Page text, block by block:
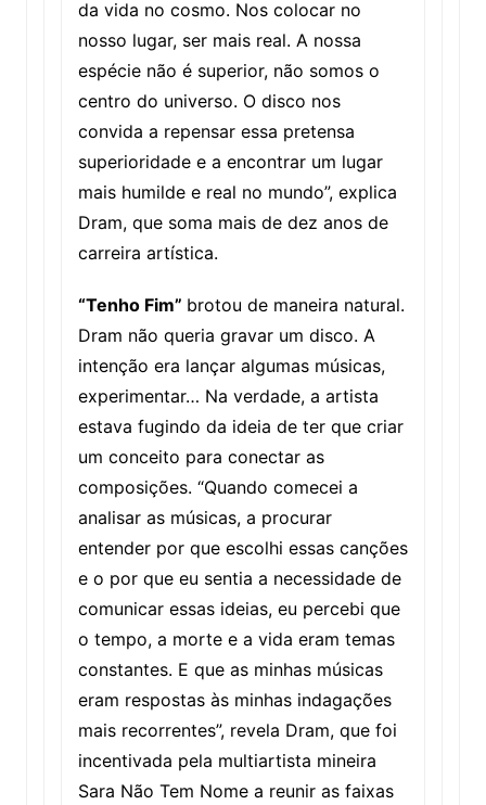
da vida no cosmo. Nos colocar no
nosso lugar, ser mais real. A nossa
espécie não é superior, não somos o
centro do universo. O disco nos
convida a repensar essa pretensa
superioridade e a encontrar um lugar
mais humilde e real no mundo”, explica
Dram, que soma mais de dez anos de
carreira artística.
“Tenho Fim” brotou de maneira natural.
Dram não queria gravar um disco. A
intenção era lançar algumas músicas,
experimentar… Na verdade, a artista
estava fugindo da ideia de ter que criar
um conceito para conectar as
composições. “Quando comecei a
analisar as músicas, a procurar
entender por que escolhi essas canções
e o por que eu sentia a necessidade de
comunicar essas ideias, eu percebi que
o tempo, a morte e a vida eram temas
constantes. E que as minhas músicas
eram respostas às minhas indagações
mais recorrentes”, revela Dram, que foi
incentivada pela multiartista mineira
Sara Não Tem Nome a reunir as faixas